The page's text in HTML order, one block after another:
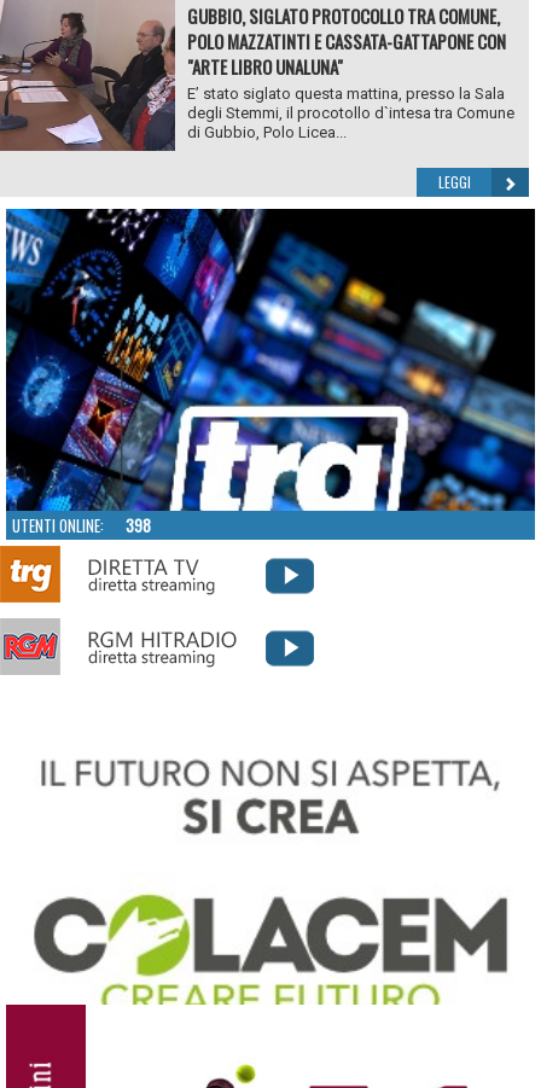
GUBBIO, SIGLATO PROTOCOLLO TRA COMUNE,
POLO MAZZATINTI E CASSATA-GATTAPONE CON
"ARTE LIBRO UNALUNA"
E’ stato siglato questa mattina, presso la Sala
degli Stemmi, il procotollo d`intesa tra Comune
di Gubbio, Polo Licea...
LEGGI
UTENTI ONLINE: 398